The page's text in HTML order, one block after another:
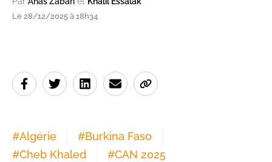
Le 28/12/2025 à 18h34
#Algérie #Burkina Faso
#Cheb Khaled #CAN 2025